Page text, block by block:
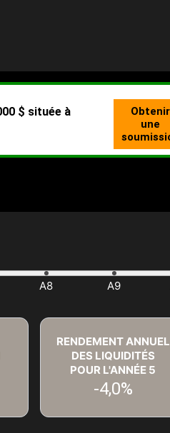
RENDEMENT ANNUEL
DES LIQUIDITÉS
POUR L'ANNÉE 5
-4,0%